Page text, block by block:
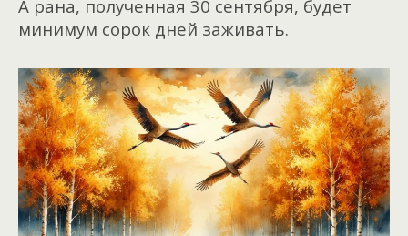
А рана, полученная 30 сентября, будет
минимум сорок дней заживать.